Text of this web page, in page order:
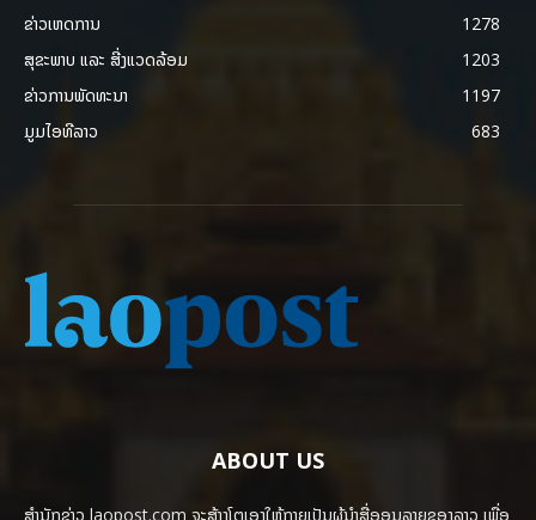
ຂ່າວເຫດການ
1278
ສຸຂະພາບ ແລະ ສີ່ງແວດລ້ອມ
1203
ຂ່າວການພັດທະນາ
1197
ມູມໄອທີລາວ
683
ABOUT US
ສຳນັກຂ່າວ laopost.com ຈະສ້າງໂຕເອງໃຫ້ກາຍເປັນຜູ້ນຳສື່ອອນລາຍຂອງລາວ ເພື່ອ